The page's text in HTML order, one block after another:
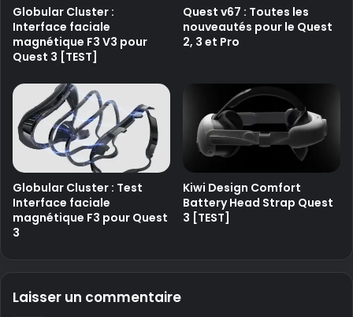
Globular Cluster :
Interface faciale
magnétique F3 V3 pour
Quest 3 [TEST]
Quest v67 : Toutes les
nouveautés pour le Quest
2, 3 et Pro
Globular Cluster : Test
Interface faciale
magnétique F3 pour Quest
3
Kiwi Design Comfort
Battery Head Strap Quest
3 [TEST]
Laisser un commentaire